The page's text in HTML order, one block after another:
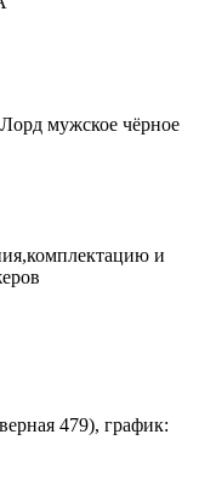
мужское чёрное
и
479), график: